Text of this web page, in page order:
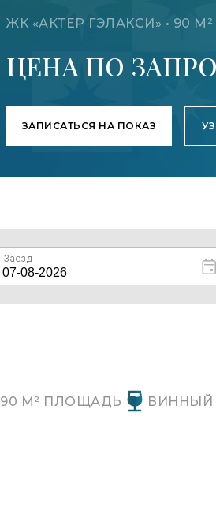
ЦЕНА ПО
ЖК «АКТЕР ГЭЛАКСИ» • 90
ЗАПИСАТЬСЯ НА ПОКАЗ
90 М² ПЛОЩАДЬ